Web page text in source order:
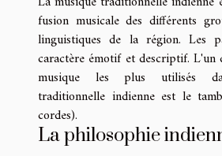
fusion musicale des différents
linguistiques de la région. Les
caractère émotif et descriptif. L'un
musique les plus utilisés
traditionnelle indienne est le
cordes).
La philosophie